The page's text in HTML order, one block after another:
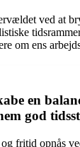
ved at
om ens
en
god
fritid opnås